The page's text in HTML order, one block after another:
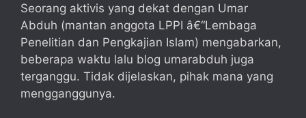
Seorang aktivis yang dekat dengan Umar
Abduh (mantan anggota LPPI â€“Lembaga
Penelitian dan Pengkajian Islam) mengabarkan,
beberapa waktu lalu blog umarabduh juga
terganggu. Tidak dijelaskan, pihak mana yang
mengganggunya.